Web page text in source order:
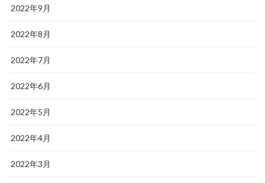
2022年9月
2022年8月
2022年7月
2022年6月
2022年5月
2022年4月
2022年3月